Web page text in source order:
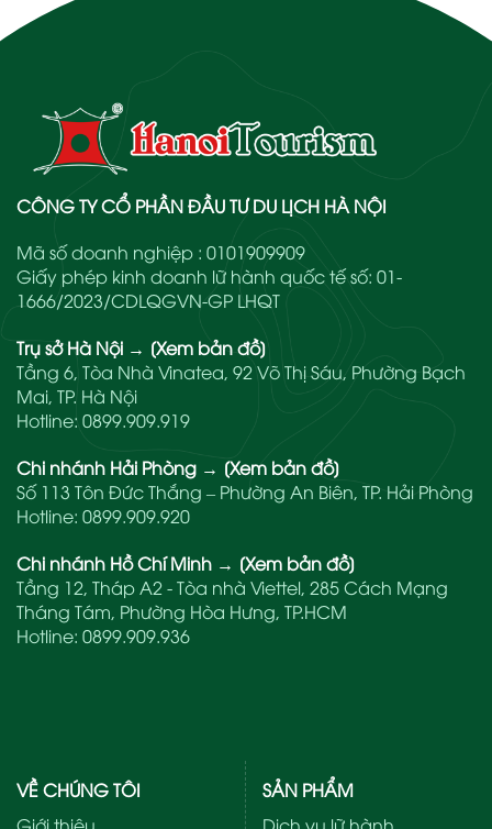
CÔNG TY CỔ PHẦN ĐẦU TƯ DU LỊCH HÀ NỘI
Mã số doanh nghiệp : 0101909909
Giấy phép kinh doanh lữ hành quốc tế số: 01-
1666/2023/CDLQGVN-GP LHQT
Trụ sở Hà Nội → [Xem bản đồ]
Tầng 6, Tòa Nhà Vinatea, 92 Võ Thị Sáu, Phường Bạch
Mai, TP. Hà Nội
Hotline: 0899.909.919
Chi nhánh Hải Phòng → [Xem bản đồ]
Số 113 Tôn Đức Thắng – Phường An Biên, TP. Hải Phòng
Hotline: 0899.909.920
Chi nhánh Hồ Chí Minh → [Xem bản đồ]
Tầng 12, Tháp A2 - Tòa nhà Viettel, 285 Cách Mạng
Tháng Tám, Phường Hòa Hưng, TP.HCM
Hotline: 0899.909.936
VỀ CHÚNG TÔI
SẢN PHẨM